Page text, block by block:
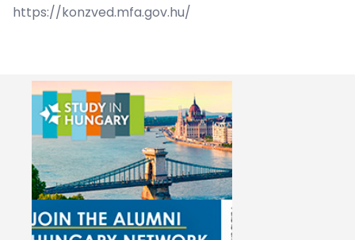
https://konzved.mfa.gov.hu/